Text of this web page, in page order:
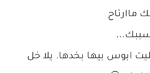
ماارتاح
ابوس بيها بخدها. يلا خل